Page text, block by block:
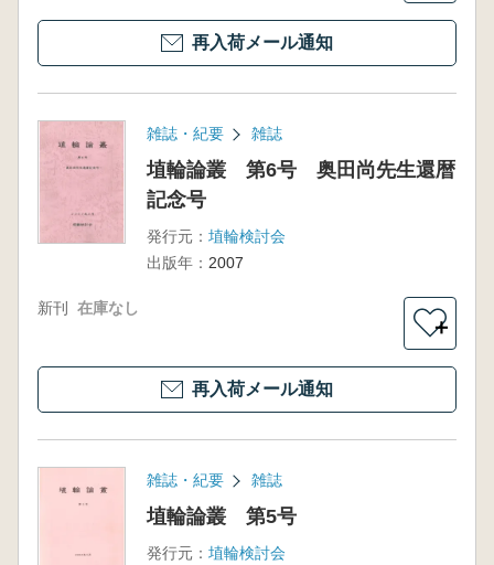
再入荷メール通知
雑誌・紀要 雑誌
埴輪論叢 第6号 奥田尚先生還暦
記念号
発行元： 埴輪検討会
出版年： 2007
新刊 在庫なし
＋
再入荷メール通知
雑誌・紀要 雑誌
埴輪論叢 第5号
発行元： 埴輪検討会